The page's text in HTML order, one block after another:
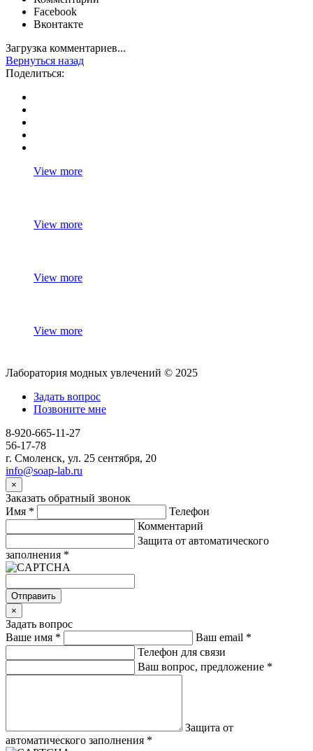
Facebook
Вконтакте
Загрузка комментариев...
Вернуться назад
Поделиться:
View more
View more
View more
View more
Лаборатория модных увлечений © 2025
Задать вопрос
Позвоните мне
8-920-665-11-27
56-17-78
г. Смоленск, ул. 25 сентября, 20
info@soap-lab.ru
×
Заказать обратный звонок
Имя *
Телефон
Комментарий
Защита от автоматического
заполнения *
Отправить
×
Задать вопрос
Ваше имя * Ваш email *
Телефон для связи
Ваш вопрос, предложение *
Защита от
автоматического заполнения *